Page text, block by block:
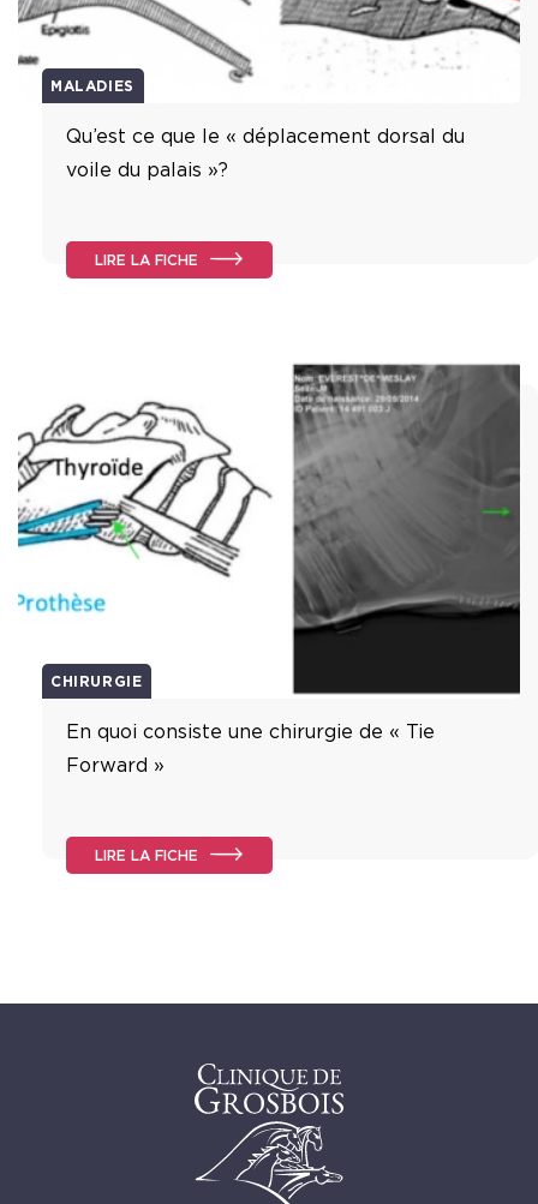
MALADIES
Qu’est ce que le « déplacement dorsal du
voile du palais »?
LIRE LA FICHE
CHIRURGIE
En quoi consiste une chirurgie de « Tie
Forward »
LIRE LA FICHE